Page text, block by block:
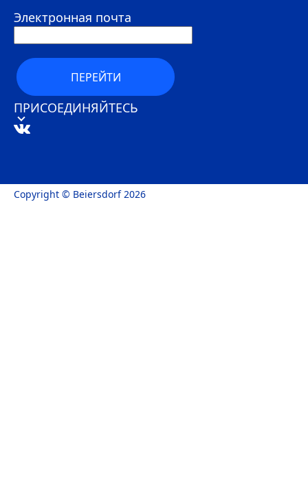
Электронная почта
ПЕРЕЙТИ
ПРИСОЕДИНЯЙТЕСЬ
Copyright © Beiersdorf 2026